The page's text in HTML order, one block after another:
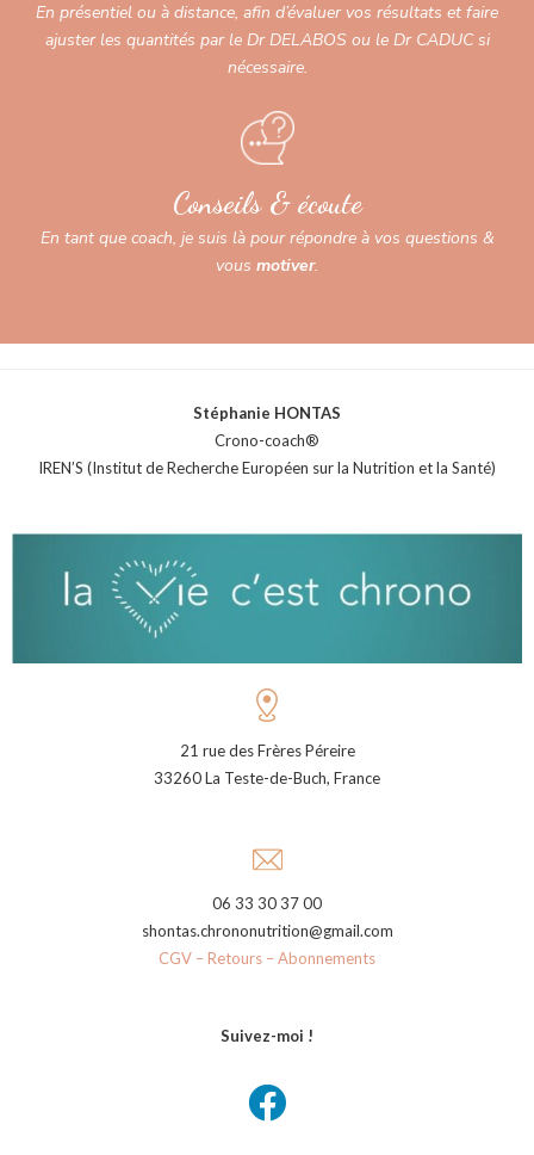
En présentiel ou à distance, afin d’évaluer vos résultats et faire
ajuster les quantités par le Dr DELABOS ou le Dr CADUC si
nécessaire.
Conseils & écoute
En tant que coach, je suis là pour répondre à vos questions &
vous motiver.
Stéphanie HONTAS
Crono-coach®
IREN’S (Institut de Recherche Européen sur la Nutrition et la Santé)
21 rue des Frères Péreire
33260 La Teste-de-Buch, France
06 33 30 37 00
shontas.chrononutrition@gmail.com
CGV – Retours – Abonnements
Suivez-moi !